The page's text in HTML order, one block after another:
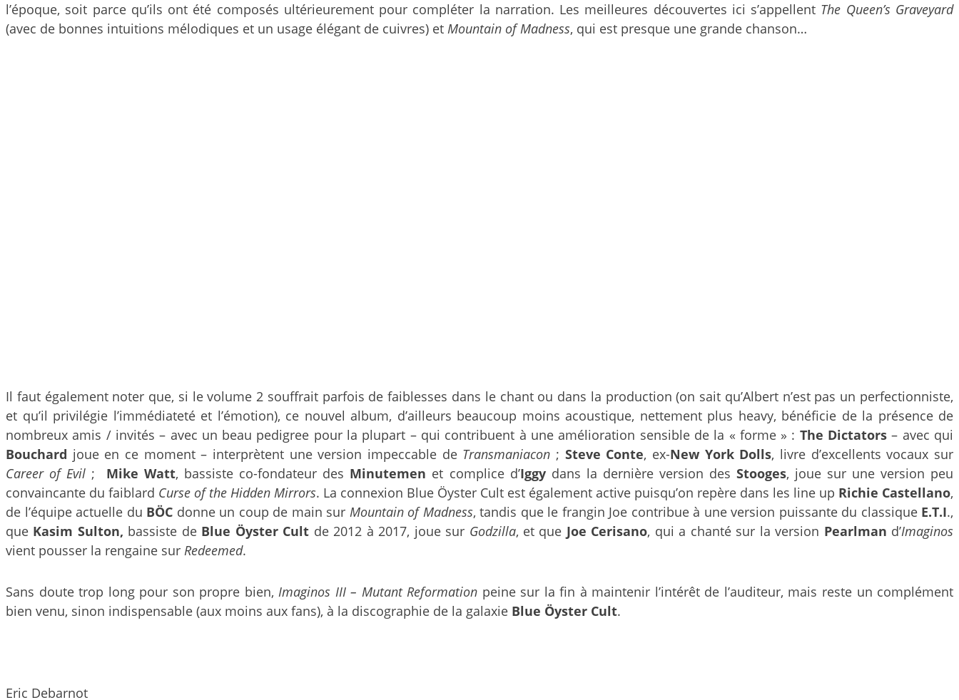
l’époque, soit parce qu’ils ont été composés ultérieurement pour compléter la narration. Les meilleures découvertes ici s’appellent The Queen’s Graveyard
(avec de bonnes intuitions mélodiques et un usage élégant de cuivres) et Mountain of Madness, qui est presque une grande chanson…
Il faut également noter que, si le volume 2 souffrait parfois de faiblesses dans le chant ou dans la production (on sait qu’Albert n’est pas un perfectionniste,
et qu’il privilégie l’immédiateté et l’émotion), ce nouvel album, d’ailleurs beaucoup moins acoustique, nettement plus heavy, bénéficie de la présence de
nombreux amis / invités – avec un beau pedigree pour la plupart – qui contribuent à une amélioration sensible de la « forme » : The Dictators – avec qui
Bouchard joue en ce moment – interprètent une version impeccable de Transmaniacon ; Steve Conte, ex-New York Dolls, livre d’excellents vocaux sur
Career of Evil ; Mike Watt, bassiste co-fondateur des Minutemen et complice d’Iggydans la dernière version des Stooges, joue sur une version peu
convaincante du faiblard Curse of the Hidden Mirrors. La connexion Blue Öyster Cult est également active puisqu’on repère dans les line up Richie Castellano,
de l’équipe actuelle du BÖC donne un coup de main sur Mountain of Madness, tandis que le frangin Joe contribue à une version puissante du classique E.T.I.,
que Kasim Sulton, bassiste deBlue Öyster Cult de 2012 à 2017, joue sur Godzilla, et que Joe Cerisano, qui a chanté sur la version Pearlman d’Imaginos
vient pousser la rengaine sur Redeemed.
Sans doute trop long pour son propre bien,Imaginos III – Mutant Reformation peine sur la fin à maintenir l’intérêt de l’auditeur, mais reste un complément
bien venu, sinon indispensable (aux moins aux fans), à la discographie de la galaxie Blue Öyster Cult.
Eric Debarnot